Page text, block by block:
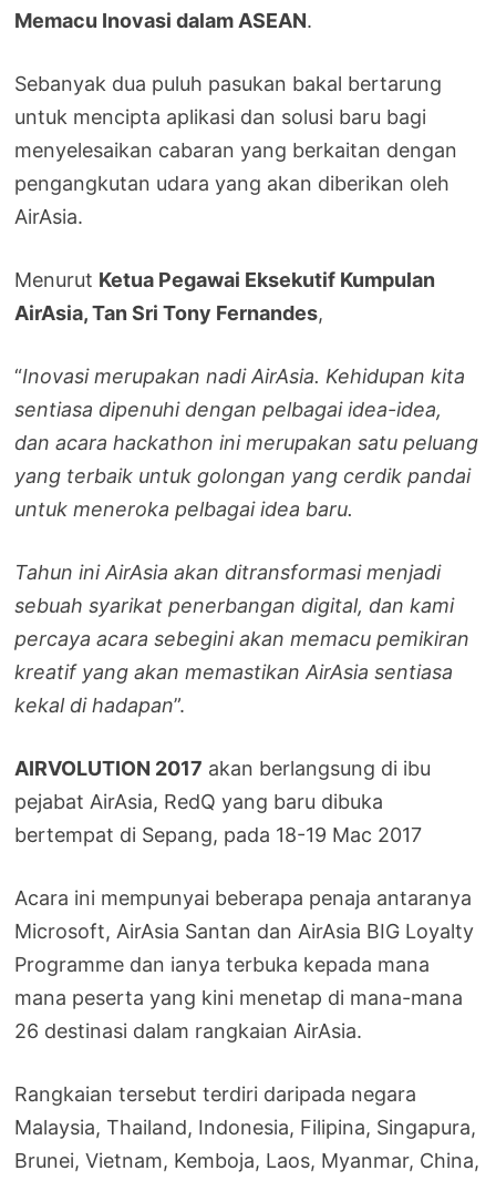
Memacu Inovasi dalam ASEAN.
Sebanyak dua puluh pasukan bakal bertarung
untuk mencipta aplikasi dan solusi baru bagi
menyelesaikan cabaran yang berkaitan dengan
pengangkutan udara yang akan diberikan oleh
AirAsia.
Menurut Ketua Pegawai Eksekutif Kumpulan
AirAsia, Tan Sri Tony Fernandes,
“Inovasi merupakan nadi AirAsia. Kehidupan kita
sentiasa dipenuhi dengan pelbagai idea-idea,
dan acara hackathon ini merupakan satu peluang
yang terbaik untuk golongan yang cerdik pandai
untuk meneroka pelbagai idea baru.
Tahun ini AirAsia akan ditransformasi menjadi
sebuah syarikat penerbangan digital, dan kami
percaya acara sebegini akan memacu pemikiran
kreatif yang akan memastikan AirAsia sentiasa
kekal di hadapan”.
AIRVOLUTION 2017 akan berlangsung di ibu
pejabat AirAsia, RedQ yang baru dibuka
bertempat di Sepang, pada 18-19 Mac 2017
Acara ini mempunyai beberapa penaja antaranya
Microsoft, AirAsia Santan dan AirAsia BIG Loyalty
Programme dan ianya terbuka kepada mana
mana peserta yang kini menetap di mana-mana
26 destinasi dalam rangkaian AirAsia.
Rangkaian tersebut terdiri daripada negara
Malaysia, Thailand, Indonesia, Filipina, Singapura,
Brunei, Vietnam, Kemboja, Laos, Myanmar, China,